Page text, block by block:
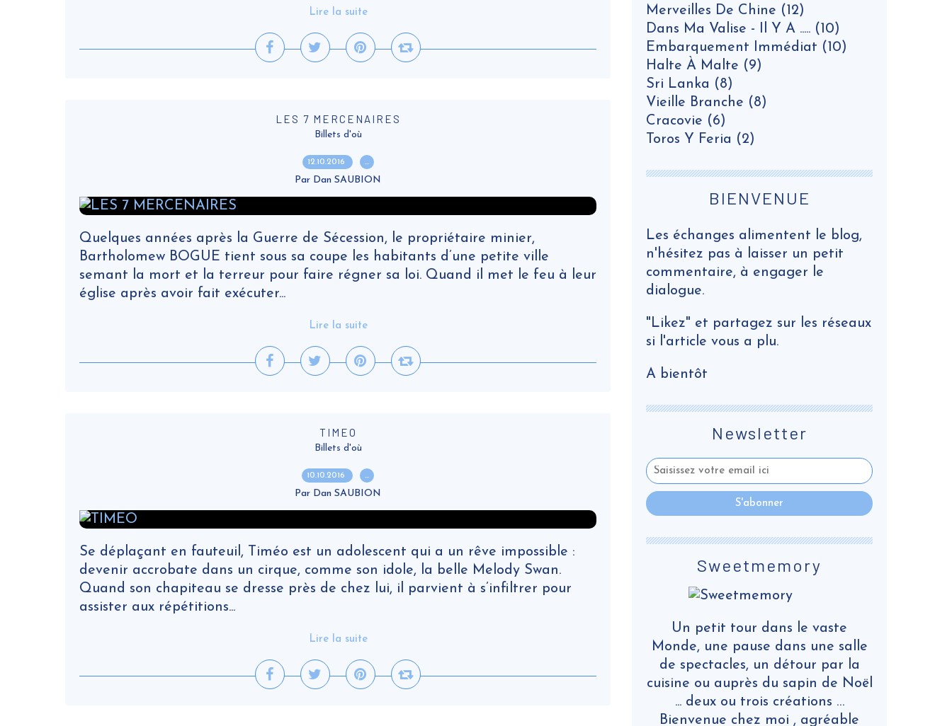
Lire la suite
LES 7 MERCENAIRES
Billets d'où
12.10.2016 …
Par Dan SAUBION
Quelques années après la Guerre de Sécession, le propriétaire minier,
Bartholomew BOGUE tient sous sa coupe les habitants d’une petite ville
semant la mort et la terreur pour faire régner sa loi. Quand il met le feu à leur
église après avoir fait exécuter...
Lire la suite
TIMEO
Billets d'où
10.10.2016 …
Par Dan SAUBION
Se déplaçant en fauteuil, Timéo est un adolescent qui a un rêve impossible :
devenir accrobate dans un cirque, comme son idole, la belle Melody Swan.
Quand son chapiteau se dresse près de chez lui, il parvient à s’infiltrer pour
assister aux répétitions...
Lire la suite
Newsletter
Merveilles De Chine (12)
Dans Ma Valise - Il Y A ..... (10)
Embarquement Immédiat (10)
Halte À Malte (9)
Sri Lanka (8)
Vieille Branche (8)
Cracovie (6)
Toros Y Feria (2)
Sweetmemory
Un petit tour dans le vaste
Monde, une pause dans une salle
de spectacles, un détour par la
cuisine ou auprès du sapin de Noël
... deux ou trois créations …
Bienvenue chez moi , agréable
BIENVENUE
Les échanges alimentent le blog,
n'hésitez pas à laisser un petit
commentaire, à engager le
dialogue.
"Likez" et partagez sur les réseaux
si l'article vous a plu.
A bientôt